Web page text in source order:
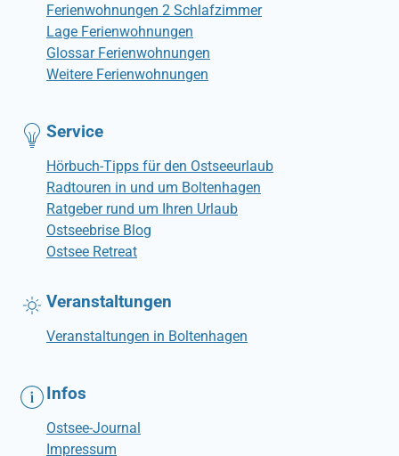
Ferienwohnungen 2 Schlafzimmer
Lage Ferienwohnungen
Glossar Ferienwohnungen
Weitere Ferienwohnungen
Service
Hörbuch-Tipps für den Ostseeurlaub
Radtouren in und um Boltenhagen
Ratgeber rund um Ihren Urlaub
Ostseebrise Blog
Ostsee Retreat
Veranstaltungen
Veranstaltungen in Boltenhagen
Infos
Ostsee-Journal
Impressum